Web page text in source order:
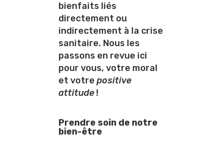
bienfaits liés
directement ou
indirectement à la crise
sanitaire. Nous les
passons en revue ici
pour vous, votre moral
et votrepositive
attitude !
Prendre soin de notre
bien-être